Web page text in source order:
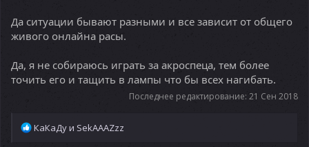
Да ситуации бывают разными и все зависит от общего
живого онлайна расы.
Да, я не собираюсь играть за акроспеца, тем более
точить его и тащить в лампы что бы всех нагибать.
Последнее редактирование: 21 Сен 2018
Р
КаКаДуи SekAAAZzz